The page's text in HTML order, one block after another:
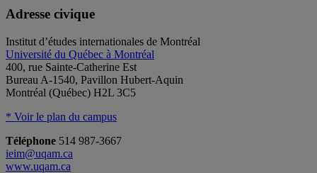
Adresse civique
Institut d’études internationales de Montréal
Université du Québec à Montréal
400, rue Sainte-Catherine Est
Bureau A-1540, Pavillon Hubert-Aquin
Montréal (Québec) H2L 3C5
* Voir le plan du campus
Téléphone 514 987-3667
ieim@uqam.ca
www.uqam.ca